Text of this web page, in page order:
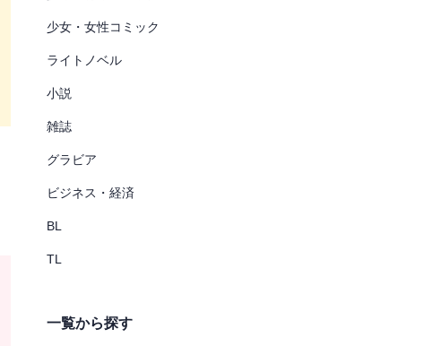
少女・女性コミック
ライトノベル
小説
雑誌
グラビア
ビジネス・経済
BL
TL
一覧から探す